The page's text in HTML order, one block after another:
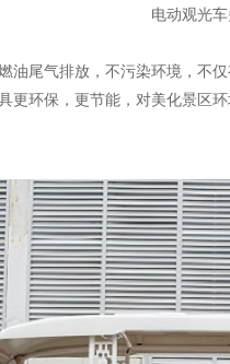
电动观光
油尾气排放，不污染环境，不
更环保，更节能，对美化景区